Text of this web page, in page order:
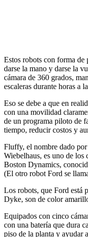
Estos robots con forma de
darse la mano y darse la
cámara de 360 ​​grados,
escaleras durante horas a
Eso se debe a que en
con una movilidad
de un programa piloto de
tiempo, reducir costos y
Fluffy, el nombre dado
Wiebelhaus, es uno de los
Boston Dynamics,
(El otro robot Ford se
Los robots, que Ford está
Dyke, son de color
Equipados con cinco
con una batería que dura
piso de la planta y ayudar